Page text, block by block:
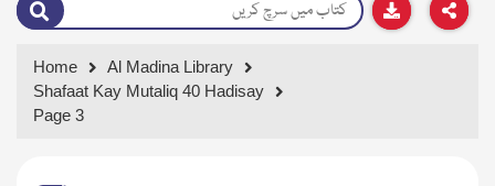
Home
Al Madina Library
Shafaat Kay Mutaliq 40 Hadisay
Page 3